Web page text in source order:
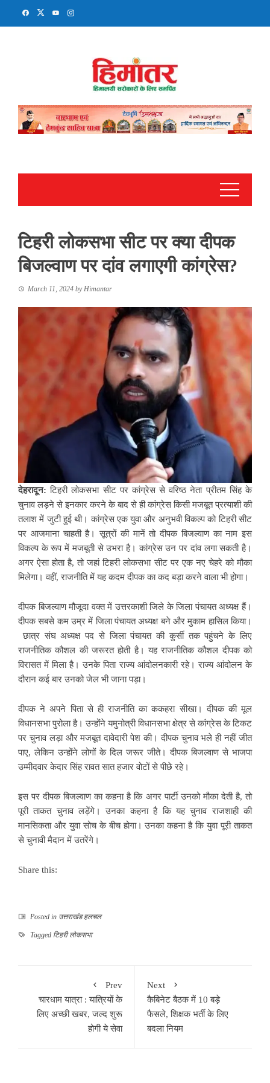
टिहरी लोकसभा सीट पर क्या दीपक
बिजल्वाण पर दांव लगाएगी कांग्रेस?
March 11, 2024 byHimantar
देहरादून: टिहरी लोकसभा सीट पर कांग्रेस से वरिष्ठ नेता प्रीतम सिंह के
चुनाव लड़ने से इनकार करने के बाद से ही कांग्रेस किसी मजबूत प्रत्याशी की
तलाश में जुटी हुई थी। कांग्रेस एक युवा और अनुभवी विकल्प को टिहरी सीट
पर आजमाना चाहती है। सूत्रों की मानें तो दीपक बिजल्वाण का नाम इस
विकल्प के रूप में मजबूती से उभरा है। कांग्रेस उन पर दांव लगा सकती है।
अगर ऐसा होता है, तो जहां टिहरी लोकसभा सीट पर एक नए चेहरे को मौका
मिलेगा। वहीं, राजनीति में यह कदम दीपक का कद बड़ा करने वाला भी होगा।
दीपक बिजल्वाण मौजूदा वक्त में उत्तरकाशी जिले के जिला पंचायत अध्यक्ष हैं।
दीपक सबसे कम उम्र में जिला पंचायत अध्यक्ष बने और मुकाम हासिल किया।
छात्र संघ अध्यक्ष पद से जिला पंचायत की कुर्सी तक पहुंचने के लिए
राजनीतिक कौशल की जरूरत होती है। यह राजनीतिक कौशल दीपक को
विरासत में मिला है। उनके पिता राज्य आंदोलनकारी रहे। राज्य आंदोलन के
दौरान कई बार उनको जेल भी जाना पड़ा।
दीपक ने अपने पिता से ही राजनीति का ककहरा सीखा। दीपक की मूल
विधानसभा पुरोला है। उन्होंने यमुनोत्री विधानसभा क्षेत्र से कांग्रेस के टिकट
पर चुनाव लड़ा और मजबूत दावेदारी पेश की। दीपक चुनाव भले ही नहीं जीत
पाए, लेकिन उन्होंने लोगों के दिल जरूर जीते। दीपक बिजल्वाण से भाजपा
उम्मीदवार केदार सिंह रावत सात हजार वोटों से पीछे रहे।
इस पर दीपक बिजल्वाण का कहना है कि अगर पार्टी उनको मौका देती है, तो
पूरी ताकत चुनाव लड़ेंगे। उनका कहना है कि यह चुनाव राजशाही की
मानसिकता और युवा सोच के बीच होगा। उनका कहना है कि युवा पूरी ताकत
से चुनावी मैदान में उतरेंगे।
Share this:
Posted in उत्तराखंड हलचल
Tagged टिहरी लोकसभा
Prev
चारधाम यात्रा : यात्रियों के
लिए अच्छी खबर, जल्द शुरू
होगी ये सेवा
Next
कैबिनेट बैठक में 10 बड़े
फैसले, शिक्षक भर्ती के लिए
बदला नियम